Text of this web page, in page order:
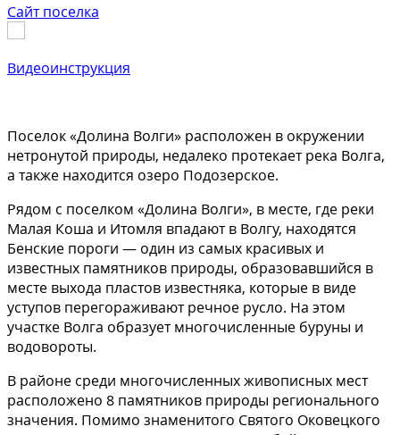
Сайт поселка
Видеоинструкция
Поселок «Долина Волги» расположен в окружении
нетронутой природы, недалеко протекает река Волга,
а также находится озеро Подозерское.
Рядом с поселком «Долина Волги», в месте, где реки
Малая Коша и Итомля впадают в Волгу, находятся
Бенские пороги — один из самых красивых и
известных памятников природы, образовавшийся в
месте выхода пластов известняка, которые в виде
уступов перегораживают речное русло. На этом
участке Волга образует многочисленные буруны и
водовороты.
В районе среди многочисленных живописных мест
расположено 8 памятников природы регионального
значения. Помимо знаменитого Святого Оковецкого